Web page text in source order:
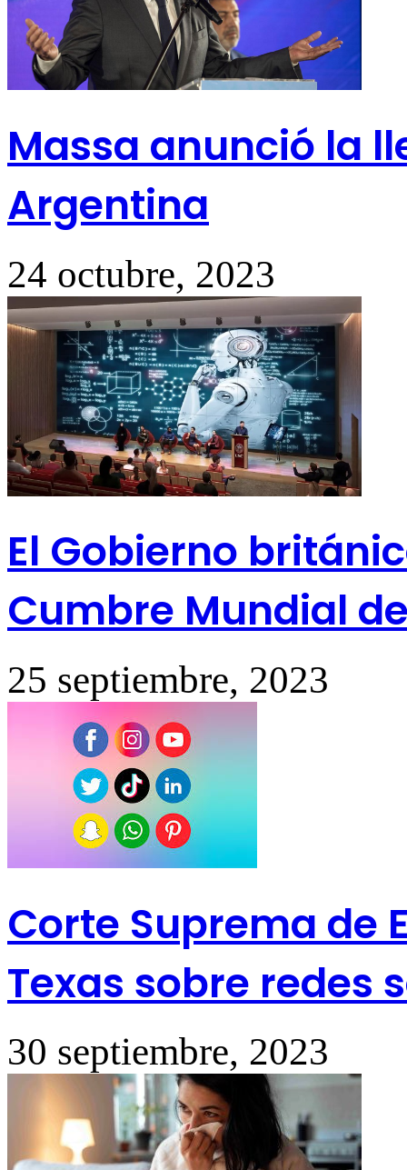
Massa anunció la
Argentina
24 octubre, 2023
El Gobierno
Cumbre Mundial
25 septiembre, 2023
Corte Suprema de
Texas sobre redes
30 septiembre, 2023